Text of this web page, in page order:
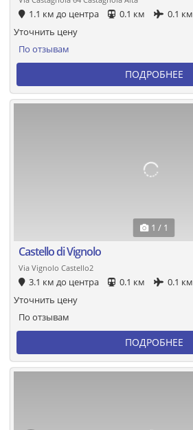
1.1 км до центра 0.1 км 0.1 км
По отзывам
Уточнить цену
ПОДРОБНЕЕ
1 / 1
Castello di Vignolo
Via Vignolo Castello2
3.1 км до центра 0.1 км 0.1 км
По отзывам
Уточнить цену
ПОДРОБНЕЕ